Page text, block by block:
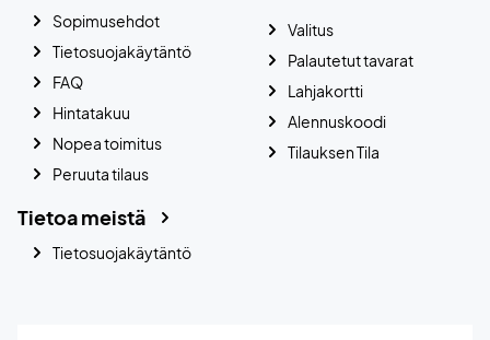
Sopimusehdot
Tietosuojakäytäntö
FAQ
Hintatakuu
Nopea toimitus
Peruuta tilaus
Valitus
Palautetut tavarat
Lahjakortti
Alennuskoodi
Tilauksen Tila
Tietoa meistä
Tietosuojakäytäntö